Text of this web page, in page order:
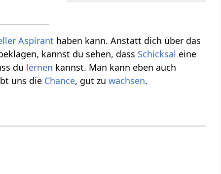
Aspirant haben kann. Anstatt dich über das
kannst du sehen, dass Schicksal eine
du lernen kannst. Man kann eben auch
uns die Chance, gut zuwachsen.